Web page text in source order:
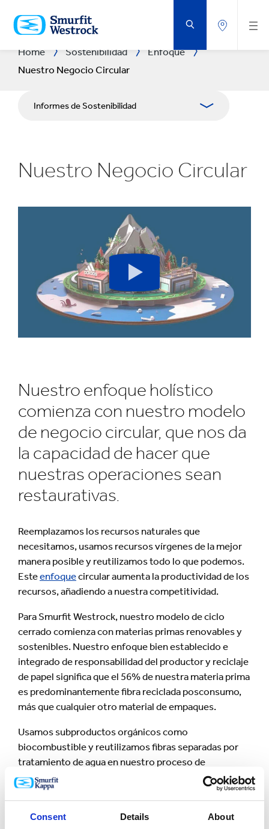
Consent Details About
AL
CONTENIDO
PRINCIPAL
Home Sostenibilidad
Enfoque
Nuestro Negocio Circular
Informes de Sostenibilidad
Planeta
Centro de Descargas
Nuestro Negocio Circular
Botón
play
Nuestro enfoque holístico
comienza con nuestro modelo
de negocio circular, que nos da
la capacidad de hacer que
nuestras operaciones sean
restaurativas.
Reemplazamos los recursos naturales que
necesitamos, usamos recursos vírgenes de la mejor
manera posible y reutilizamos todo lo que podemos.
Esteenfoquecircular aumenta la productividad de los
recursos, añadiendo a nuestra competitividad.
Para Smurfit Westrock, nuestro modelo de ciclo
cerrado comienza con materias primas renovables y
sostenibles. Nuestro enfoque bien establecido e
integrado de responsabilidad del productor y reciclaje
de papel significa que el 56% de nuestra materia prima
es predominantemente fibra reciclada posconsumo,
más que cualquier otro material de empaques.
Usamos subproductos orgánicos como
biocombustible y reutilizamos fibras separadas por
tratamiento de agua en nuestro proceso de
fabricación de papel. Las entregas de papel
recuperado también contienen otros materiales
podemos usar en nuestros procesos. Siempre que es